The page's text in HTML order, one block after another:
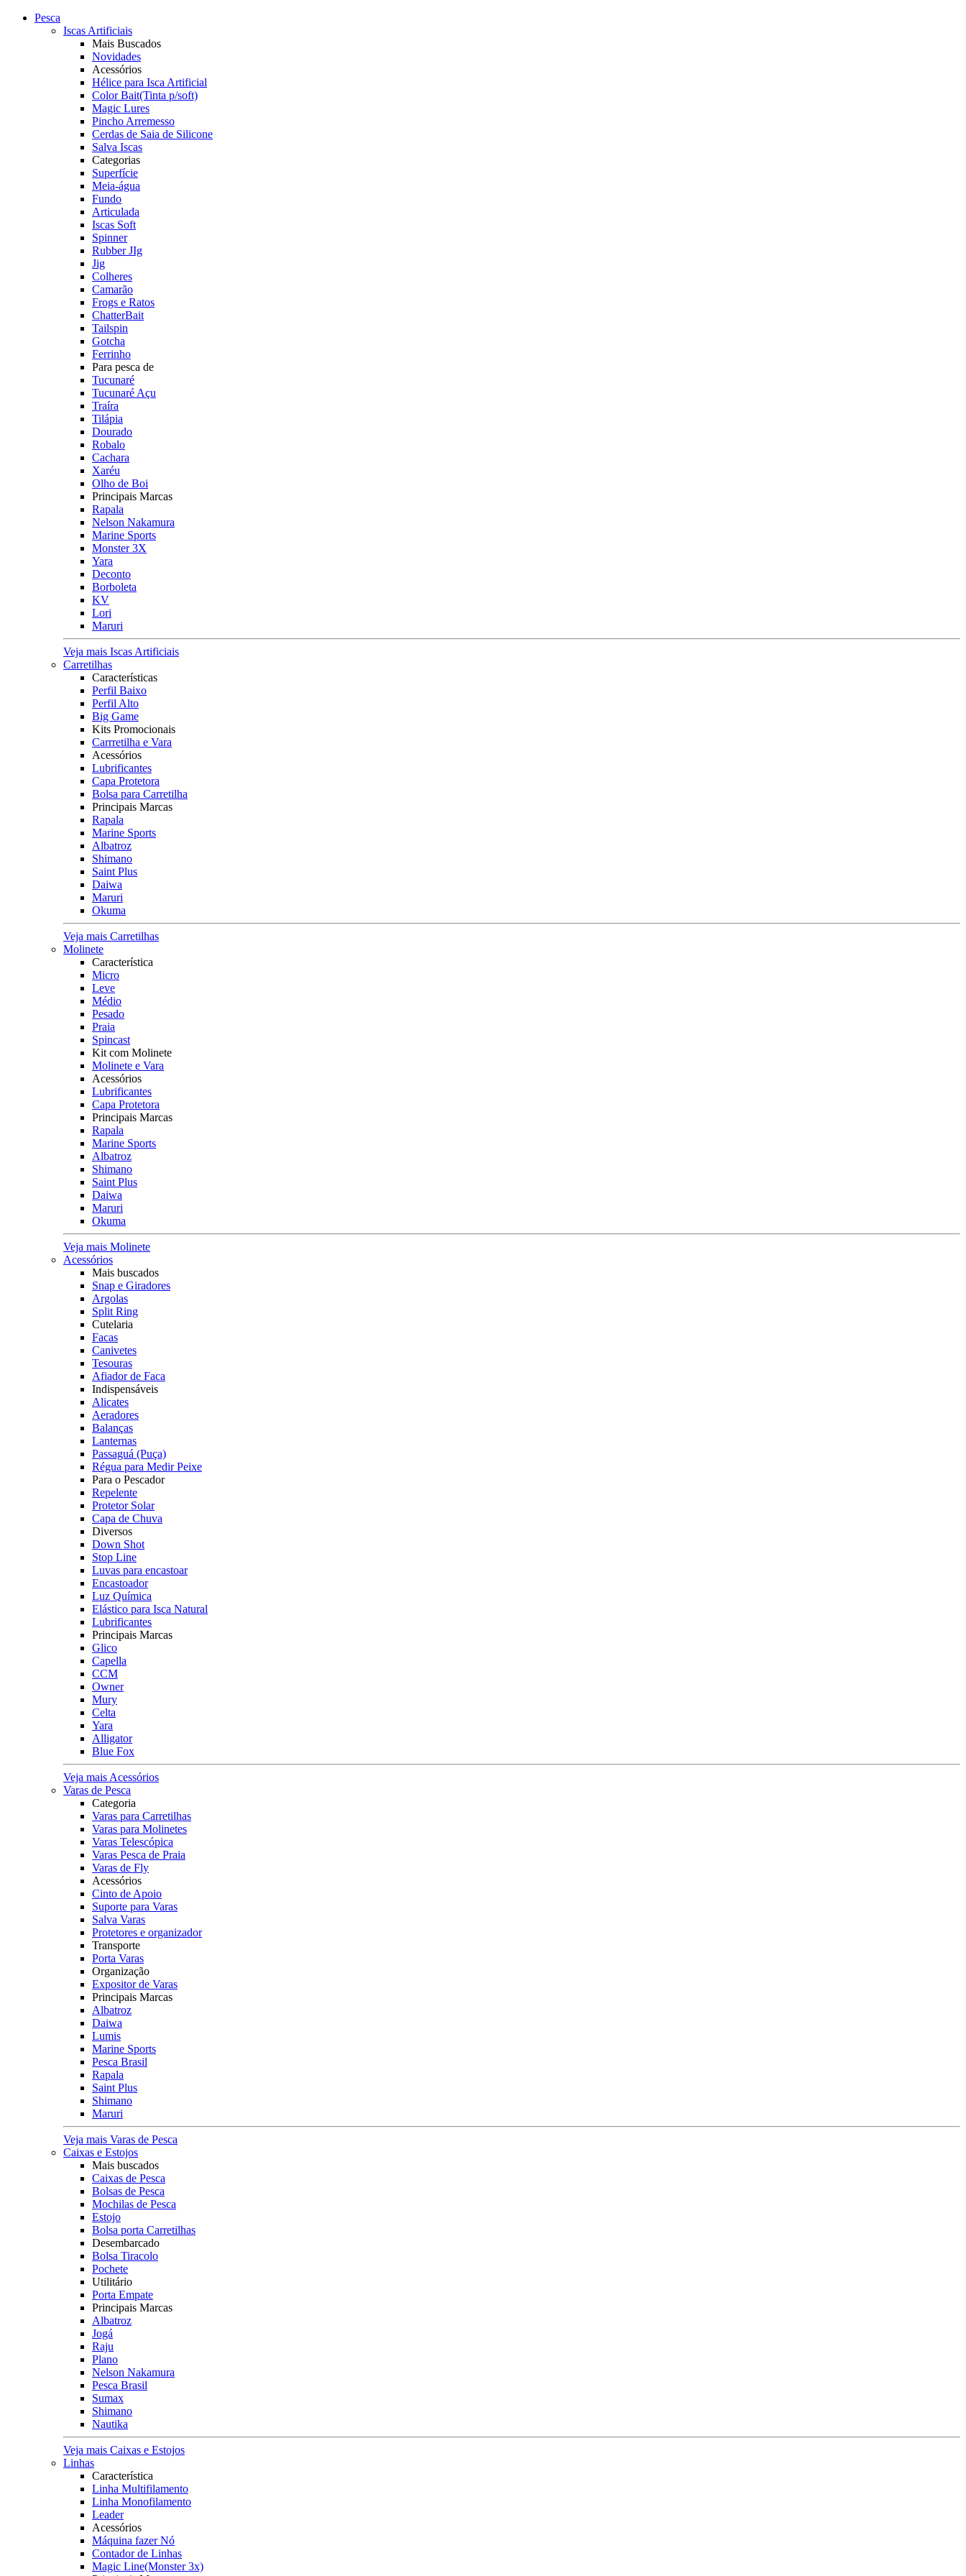
Pesca
Iscas Artificiais
Mais Buscados
Novidades
Acessórios
Hélice para Isca Artificial
Color Bait(Tinta p/soft)
Magic Lures
Pincho Arremesso
Cerdas de Saia de Silicone
Salva Iscas
Categorias
Superfície
Meia-água
Fundo
Articulada
Iscas Soft
Spinner
Rubber JIg
Jig
Colheres
Camarão
Frogs e Ratos
ChatterBait
Tailspin
Gotcha
Ferrinho
Para pesca de
Tucunaré
Tucunaré Açu
Traíra
Tilápia
Dourado
Robalo
Cachara
Xaréu
Olho de Boi
Principais Marcas
Rapala
Nelson Nakamura
Marine Sports
Monster 3X
Yara
Deconto
Borboleta
KV
Lori
Maruri
Veja mais Iscas Artificiais
Carretilhas
Características
Perfil Baixo
Perfil Alto
Big Game
Kits Promocionais
Carrretilha e Vara
Acessórios
Lubrificantes
Capa Protetora
Bolsa para Carretilha
Principais Marcas
Rapala
Marine Sports
Albatroz
Shimano
Saint Plus
Daiwa
Maruri
Okuma
Veja mais Carretilhas
Molinete
Característica
Micro
Leve
Médio
Pesado
Praia
Spincast
Kit com Molinete
Molinete e Vara
Acessórios
Lubrificantes
Capa Protetora
Principais Marcas
Rapala
Marine Sports
Albatroz
Shimano
Saint Plus
Daiwa
Maruri
Okuma
Veja mais Molinete
Acessórios
Mais buscados
Snap e Giradores
Argolas
Split Ring
Cutelaria
Facas
Canivetes
Tesouras
Afiador de Faca
Indispensáveis
Alicates
Aeradores
Balanças
Lanternas
Passaguá (Puça)
Régua para Medir Peixe
Para o Pescador
Repelente
Protetor Solar
Capa de Chuva
Diversos
Down Shot
Stop Line
Luvas para encastoar
Encastoador
Luz Química
Elástico para Isca Natural
Lubrificantes
Principais Marcas
Glico
Capella
CCM
Owner
Mury
Celta
Yara
Alligator
Blue Fox
Veja mais Acessórios
Varas de Pesca
Categoria
Varas para Carretilhas
Varas para Molinetes
Varas Telescópica
Varas Pesca de Praia
Varas de Fly
Acessórios
Cinto de Apoio
Suporte para Varas
Salva Varas
Protetores e organizador
Transporte
Porta Varas
Organização
Expositor de Varas
Principais Marcas
Albatroz
Daiwa
Lumis
Marine Sports
Pesca Brasil
Rapala
Saint Plus
Shimano
Maruri
Veja mais Varas de Pesca
Caixas e Estojos
Mais buscados
Caixas de Pesca
Bolsas de Pesca
Mochilas de Pesca
Estojo
Bolsa porta Carretilhas
Desembarcado
Bolsa Tiracolo
Pochete
Utilitário
Porta Empate
Principais Marcas
Albatroz
Jogá
Raju
Plano
Nelson Nakamura
Pesca Brasil
Sumax
Shimano
Nautika
Veja mais Caixas e Estojos
Linhas
Característica
Linha Multifilamento
Linha Monofilamento
Leader
Acessórios
Máquina fazer Nó
Contador de Linhas
Magic Line(Monster 3x)